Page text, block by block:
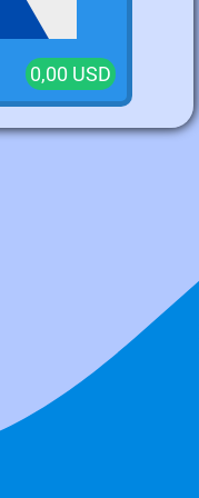
0,00 USD